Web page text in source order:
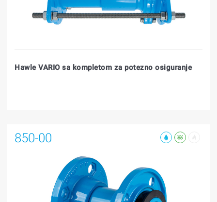
Hawle VARIO sa kompletom za potezno osiguranje
850-00